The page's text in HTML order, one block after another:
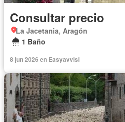
Consultar precio
La Jacetania, Aragón
1 Baño
8 jun 2026 en Easyavvisi